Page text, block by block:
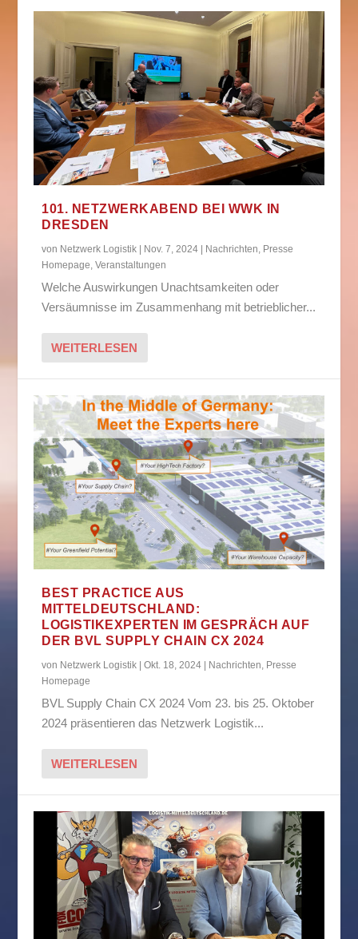
101. NETZWERKABEND BEI WWK IN
DRESDEN
von Netzwerk Logistik | Nov. 7, 2024 | Nachrichten Presse
Homepage ,Veranstaltungen
Welche Auswirkungen Unachtsamkeiten oder
Versäumnisse im Zusammenhang mit betrieblicher...
WEITERLESEN
BEST PRACTICE AUS
MITTELDEUTSCHLAND:
LOGISTIKEXPERTEN IM GESPRÄCH AUF
DER BVL SUPPLY CHAIN CX 2024
von Netzwerk Logistik |Okt. 18, 2024 | Nachrichten Presse
Homepage
BVL Supply Chain CX 2024 Vom 23. bis 25. Oktober
2024 präsentieren das Netzwerk Logistik...
WEITERLESEN